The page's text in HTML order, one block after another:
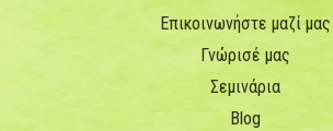
Επικοινωνήστε μαζί μας
Γνώρισέ μας
Σεμινάρια
Blog